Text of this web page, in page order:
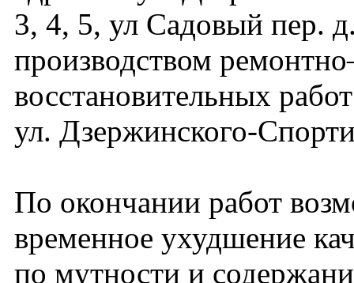
3, 4, 5, ул Садовый пер.
производством
восстановительных
ул. Дзержинского-
По окончании работ
временное ухудшение
по мутности и